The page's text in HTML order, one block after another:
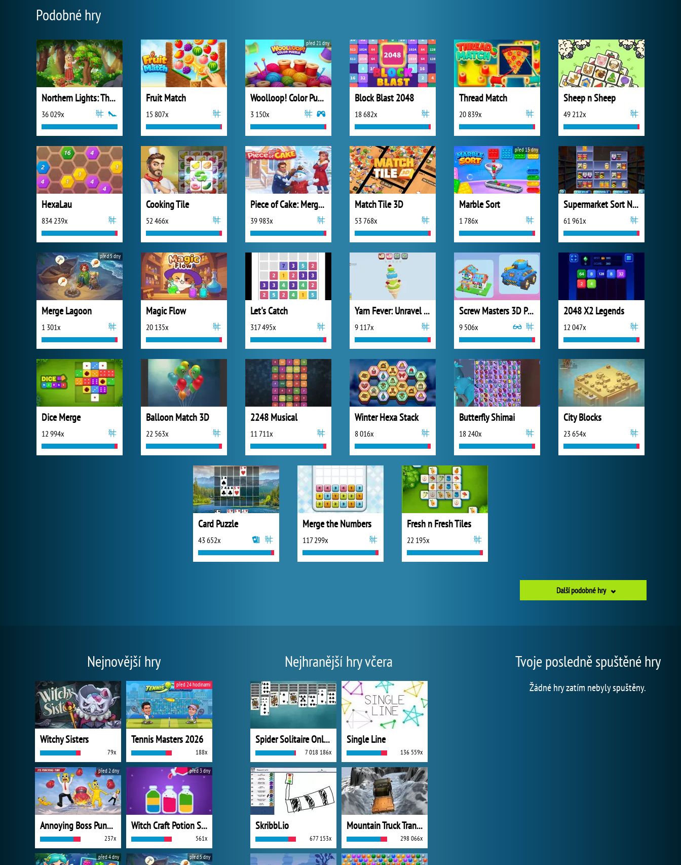
Podobné hry
Northern Lights: The Secret of the Forest
36 029x
Fruit Match
15 807x
Woolloop! Color Puzzle
3 150x
před 21 dny
Block Blast 2048
18 682x
Thread Match
20 839x
Sheep n Sheep
49 212x
HexaLau
834 239x
Cooking Tile
52 466x
Piece of Cake: Merge and Bake
39 983x
Match Tile 3D
53 768x
Marble Sort
1 786x
před 15 dny
Supermarket Sort N Match
61 961x
Merge Lagoon
1 301x
před 5 dny
Magic Flow
20 135x
Let's Catch
317 495x
Yarn Fever: Unravel Puzzle
9 117x
Screw Masters 3D Puzzle
9 506x
2048 X2 Legends
12 047x
Dice Merge
12 994x
Balloon Match 3D
22 563x
2248 Musical
11 711x
Winter Hexa Stack
8 016x
Butterfly Shimai
18 240x
City Blocks
23 654x
Card Puzzle
43 652x
Merge the Numbers
117 299x
Fresh n Fresh Tiles
22 195x
Další podobné hry
Nejnovější hry
Witchy Sisters
79x
Tennis Masters 2026
188x
před 24 hodinami
Annoying Boss Punch Game
237x
před 2 dny
Witch Craft Potion Sort
561x
před 3 dny
před 4 dny před 5 dny
Nejhranější hry včera
Spider Solitaire Online
7 018 186x
Single Line
136 559x
Skribbl.io
677 153x
Mountain Truck Transport
298 066x
Tvoje posledně spuštěné hry
Žádné hry zatím nebyly spuštěny.